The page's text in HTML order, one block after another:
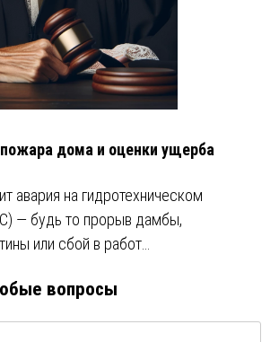
дома и оценки ущерба
авария на гидротехническом
— будь то прорыв дамбы,
или сбой в работ…
вопросы